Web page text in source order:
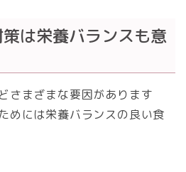
は栄養バランスも意
さまざまな要因があります
めには栄養バランスの良い食